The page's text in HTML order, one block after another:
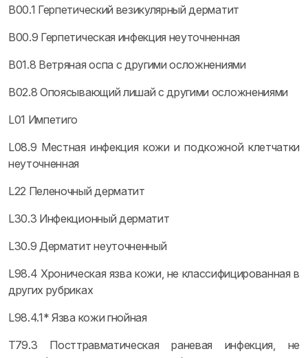
B00.1 Герпетический везикулярный дерматит
B00.9 Герпетическая инфекция неуточненная
B01.8 Ветряная оспа с другими осложнениями
B02.8 Опоясывающий лишай с другими осложнениями
L01 Импетиго
L08.9 Местная инфекция кожи и подкожной клетчатки
неуточненная
L22 Пеленочный дерматит
L30.3 Инфекционный дерматит
L30.9 Дерматит неуточненный
L98.4 Хроническая язва кожи, не классифицированная в
других рубриках
L98.4.1* Язва кожи гнойная
T79.3 Посттравматическая раневая инфекция, не